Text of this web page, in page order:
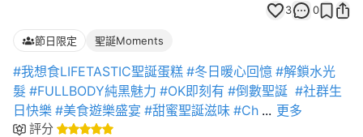
3 0
節日限定 聖誕Moments
#我想食LIFETASTIC聖誕蛋糕 #冬日暖心回憶 #解鎖水光
髮 #FULLBODY純黑魅力 #OK即刻有 #倒數聖誕 #社群生
日快樂 #美食遊樂盛宴 #甜蜜聖誕滋味 #Ch ... 更多
評分